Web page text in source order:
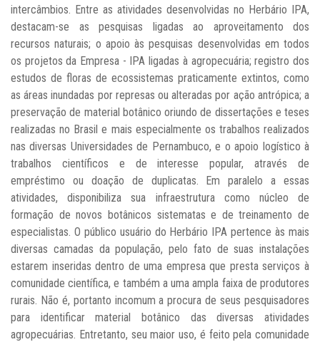
intercâmbios. Entre as atividades desenvolvidas no Herbário IPA,
destacam-se as pesquisas ligadas ao aproveitamento dos
recursos naturais; o apoio às pesquisas desenvolvidas em todos
os projetos da Empresa - IPA ligadas à agropecuária; registro dos
estudos de floras de ecossistemas praticamente extintos, como
as áreas inundadas por represas ou alteradas por ação antrópica; a
preservação de material botânico oriundo de dissertações e teses
realizadas no Brasil e mais especialmente os trabalhos realizados
nas diversas Universidades de Pernambuco, e o apoio logístico à
trabalhos científicos e de interesse popular, através de
empréstimo ou doação de duplicatas. Em paralelo a essas
atividades, disponibiliza sua infraestrutura como núcleo de
formação de novos botânicos sistematas e de treinamento de
especialistas. O público usuário do Herbário IPA pertence às mais
diversas camadas da população, pelo fato de suas instalações
estarem inseridas dentro de uma empresa que presta serviços à
comunidade científica, e também a uma ampla faixa de produtores
rurais. Não é, portanto incomum a procura de seus pesquisadores
para identificar material botânico das diversas atividades
agropecuárias. Entretanto, seu maior uso, é feito pela comunidade